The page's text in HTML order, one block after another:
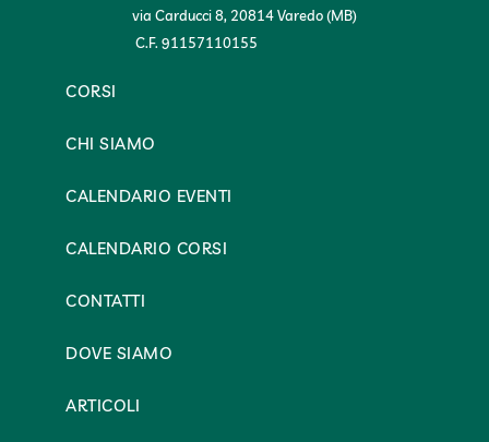
via Carducci 8, 20814 Varedo (MB)
C.F. 91157110155
CORSI
CHI SIAMO
CALENDARIO EVENTI
CALENDARIO CORSI
CONTATTI
DOVE SIAMO
ARTICOLI